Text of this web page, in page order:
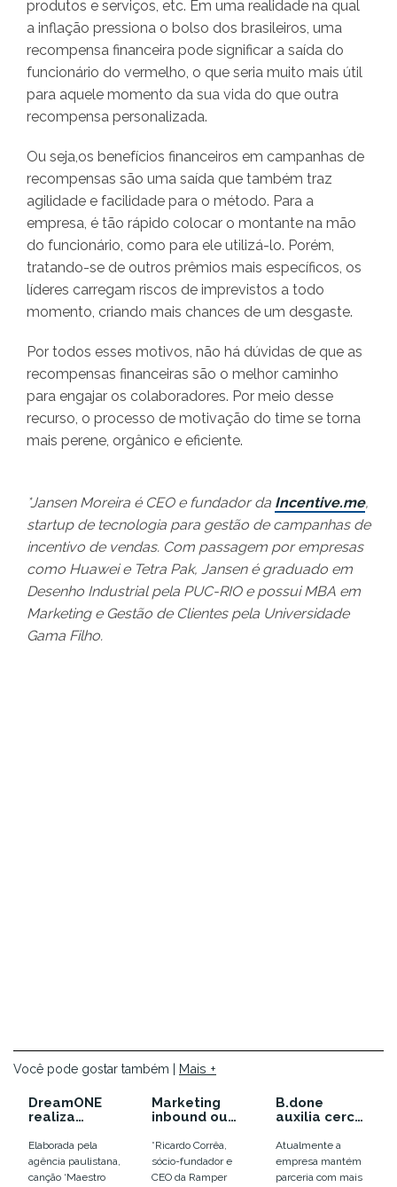
produtos e serviços, etc. Em uma realidade na qual
a inflação pressiona o bolso dos brasileiros, uma
recompensa financeira pode significar a saída do
funcionário do vermelho, o que seria muito mais útil
para aquele momento da sua vida do que outra
recompensa personalizada.
Ou seja,os benefícios financeiros em campanhas de
recompensas são uma saída que também traz
agilidade e facilidade para o método. Para a
empresa, é tão rápido colocar o montante na mão
do funcionário, como para ele utilizá-lo. Porém,
tratando-se de outros prêmios mais específicos, os
líderes carregam riscos de imprevistos a todo
momento, criando mais chances de um desgaste.
Por todos esses motivos, não há dúvidas de que as
recompensas financeiras são o melhor caminho
para engajar os colaboradores. Por meio desse
recurso, o processo de motivação do time se torna
mais perene, orgânico e eficiente.
*Jansen Moreira é CEO e fundador da Incentive.me,
startup de tecnologia para gestão de campanhas de
incentivo de vendas. Com passagem por empresas
como Huawei e Tetra Pak, Jansen é graduado em
Desenho Industrial pela PUC-RIO e possui MBA em
Marketing e Gestão de Clientes pela Universidade
Gama Filho.
Você pode gostar também | Mais +
DreamONE
realiza
para médicos
da Rede
Santa
Elaborada pela
agência paulistana,
canção ‘Maestro
Marketing
inbound ou
qual a
melhor
estratégia
*Ricardo Corrêa,
sócio-fundador e
CEO da Ramper
B.done
auxilia cerca
marcas a
trocarem de
agências de
Atualmente a
empresa mantém
parceria com mais